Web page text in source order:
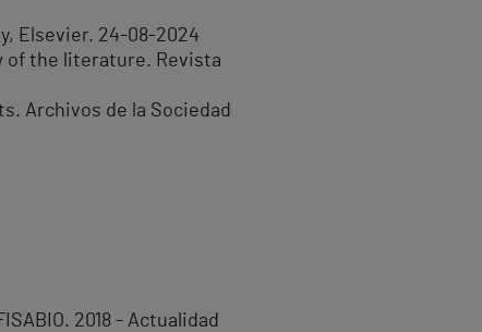
Elsevier. 24-08-2024
of the literature. Revista
Archivos de la Sociedad
2018 - Actualidad